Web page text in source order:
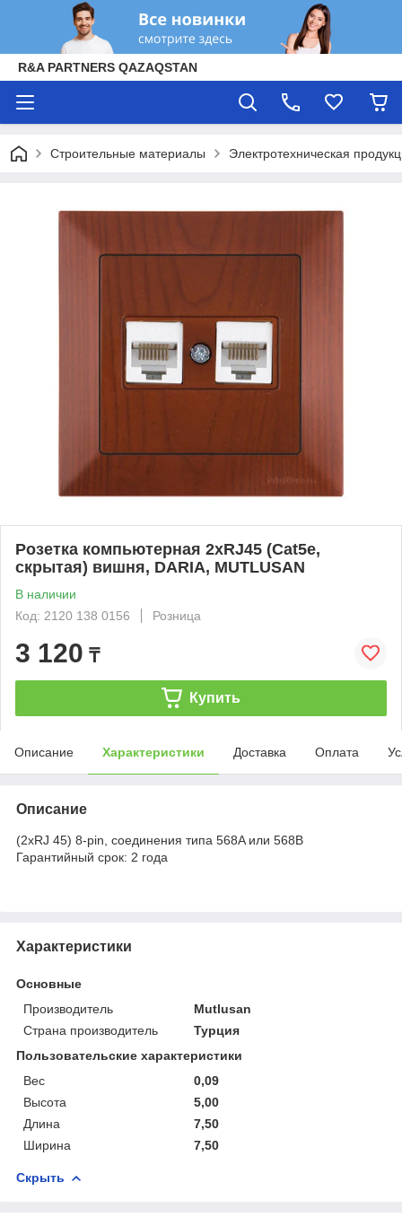
R&A PARTNERS QAZAQSTAN
Строительные материалы Электротехническая
Розетка компьютерная 2xRJ45 (Cat5e,
скрытая) вишня, DARIA, MUTLUSAN
В наличии
Код: 2120 138 0156
Розница
3 120 ₸
Купить
Описание Характеристики Доставка Оплата
Описание
(2xRJ 45) 8-pin, соединения типа 568A или 568B
Гарантийный срок: 2 года
Характеристики
Основные
Производитель
Mutlusan
Страна производитель
Турция
Пользовательские характеристики
Вес
0,09
Высота
5,00
Длина
7,50
Ширина
7,50
Скрыть